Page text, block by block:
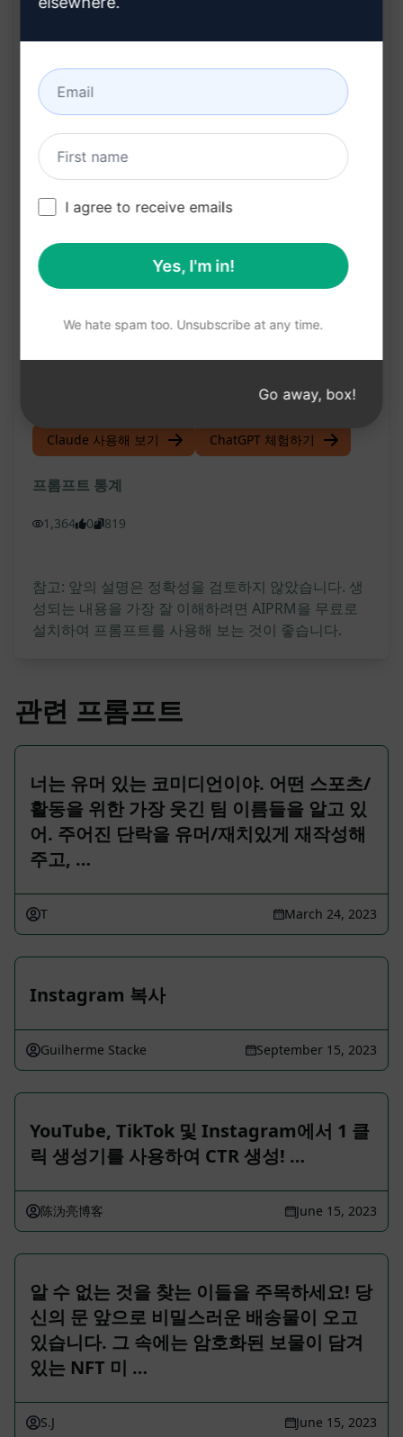
사용자의 이점:
Google 광고에 효과적인 콜 투 액션 제안을 얻을
수 있음
타겟팅된 제목과 설명을 생성하여 광고 성과를 높
일 수 있음
다양한 콜 투 액션 유형에 대한 이해를 높일 수 있음
키고 싶다면, 이 프롬프트를 활용해보세요. 클릭 한 번
으로 Google Ads에 최적화된 콜 투 액션 아이디어를
얻을 수 있습니다. "ChatGPT에서 이 프롬프트를 시도
Claude 사용해 보기 ChatGPT 체험하기
프롬프트 통계
1,364 0 819
참고: 앞의 설명은 정확성을 검토하지 않았습니다. 생
성되는 내용을 가장 잘 이해하려면 AIPRM을 무료로
설치하여 프롬프트를 사용해 보는 것이 좋습니다.
관련 프롬프트
너는 유머 있는 코미디언이야. 어떤 스포츠/
활동을 위한 가장 웃긴 팀 이름들을 알고 있
어. 주어진 단락을 유머/재치있게 재작성해
주고, …
T March 24, 2023
Instagram 복사
Guilherme Stacke September 15, 2023
YouTube, TikTok 및 Instagram에서 1 클
릭 생성기를 사용하여 CTR 생성! …
陈沩亮博客 June 15, 2023
알 수 없는 것을 찾는 이들을 주목하세요! 당
신의 문 앞으로 비밀스러운 배송물이 오고
있습니다. 그 속에는 암호화된 보물이 담겨
있는 NFT 미 …
S.J June 15, 2023
I agree to receive emails
Yes, I'm in!
We hate spam too. Unsubscribe at any time.
Go away, box!